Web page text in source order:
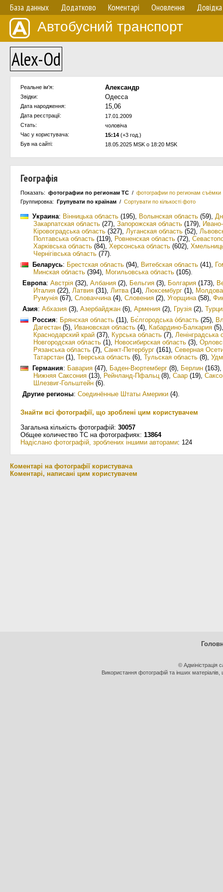
База данных Додатково Коментарі Оновлення Довідка
Автобусний транспорт
Alex-Od
Реальне ім'я: Александр
Звідки: Одесса
Дата народження: 15,06
Дата реєстрації:
17.01.2009
Стать:
чоловіча
Час у користувача:
15:14 (+3 год.)
Був на сайті:
18.05.2025 MSK о 18:20 MSK
Географія
Показать: фотографии по регионам ТС / фотографии по регионам съёмки
Группировка: Групувати по країнам / Сортувати по кількості фото
Украина: Вiнницька область (195), Волынская область (59),
Закарпатская область (27), Запорожская область (179),
Кіровоградська область (327), Луганская область (52),
Полтавська область (119), Ровненская область (72),
Харківська область (84), Херсонська область (602),
Чернігівська область (77).
Беларусь: Брестская область (94), Витебская область (41),
Минская область (394), Могильовська область (105).
Европа: Австрія (32), Албания (2), Бельгия (3), Болгария (173),
Италия (22), Латвия (31), Литва(14), Люксембург (1), Молдова
Румунія (67), Словаччина(4), Словения (2), Угорщина(58),
Азия: Абхазия (3), Азербайджан (6), Армения (2), Грузія (2),
Россия: Брянская область (11), Бє́лгородська о́бласть (25),
Дагестан (5), Ивановская область (4), Кабардино-Балкария (5)
Краснодарский край (37), Курська область (7), Ленінградська
Новгородская область (1), Новосибирская область (3),
Рязанська область (7), Санкт-Петербург (161), Северная
Татарстан (1), Тверська область (6), Тульская область (8),
Германия: Бавария (47), Баден-Вюртемберг (8), Берлин (163),
Нижняя Саксония (13), Рейнланд-Пфальц(8), Саар (19),
Шлезвиг-Гольштейн (6).
Другие регионы: Соединённые Штаты Америки (4).
Знайти всі фотографії, що зроблені цим користувачем
Загальна кількість фотографій: 30057
Общее количество ТС на фотографиях: 13864
Надіслано фотографій, зроблених іншими авторами: 124
Коментарі на фотографії користувача
Коментарі, написані цим користувачем
© Адміністрація
Використання фотографій та інших матеріалів,